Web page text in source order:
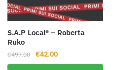
S.A.P Local® – Roberta
Ruko
€497.00
Il
prezzo
€42.00Il
prezzo